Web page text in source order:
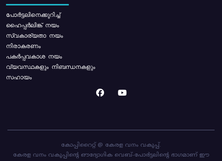
പോര്‍ട്ടലിനെക്കുറിച്ച്
ഹൈപ്പർലിങ്ക് നയം
സ്വകാര്യതാ നയം
നിരാകരണം
പകർപ്പവകാശ നയം
വ്യവസ്ഥകളും നിബന്ധനകളും
സഹായം
കോപ്പിറൈറ്റ് @ കേരള വനം വകുപ്പ്.
കേരള വനം വകുപ്പിന്റെ ഔദ്യോഗിക വെബ്-പോർട്ടലിന്റെ ഭാഗമാണ് ഈ